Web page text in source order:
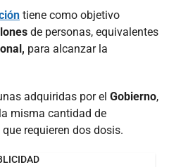
tiene como objetivo
de personas, equivalentes
para alcanzar la
adquiridas por el Gobierno,
misma cantidad de
que requieren dos dosis.